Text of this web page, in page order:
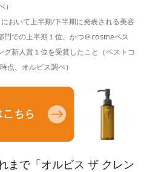
）
おいて上半期/下半期に発表される美容
門での上半期１位、かつ＠cosmeベス
グ新人賞１位を受賞したこと（ベストコ
点、オルビス調べ）
まで「オルビス ザ クレン